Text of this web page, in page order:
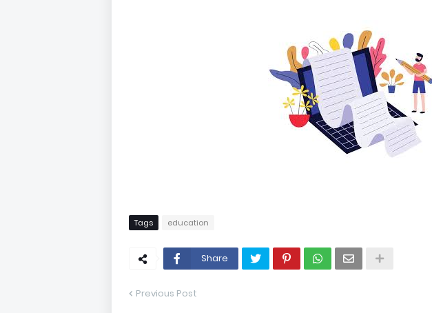
Tags education
Share
Previous Post